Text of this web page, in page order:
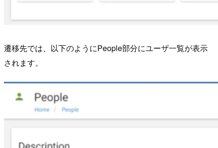
遷移先では、以下のようにPeople部分にユーザ一覧が表示
されます。